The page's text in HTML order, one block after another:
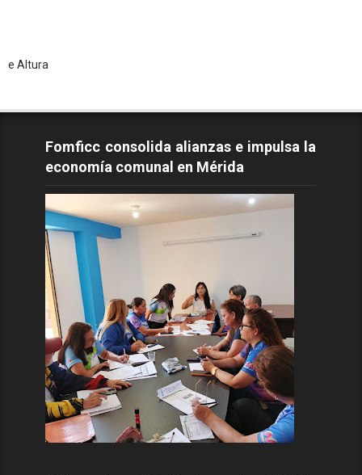
Fomficc consolida alianzas e impulsa la
economía comunal en Mérida